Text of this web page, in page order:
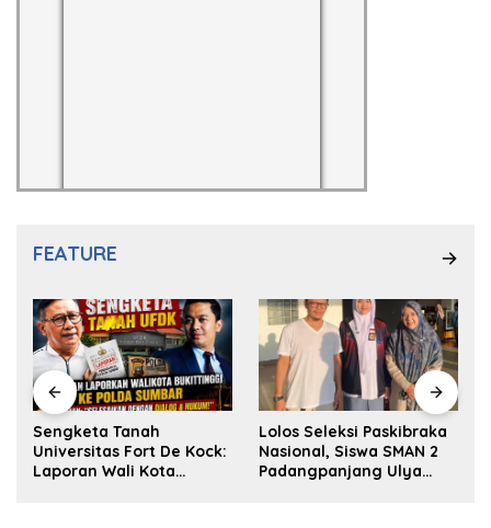
FEATURE
Sengketa Tanah
Universitas Fort De Kock:
Laporan Wali Kota
Lolos Seleksi Paskibraka
Nasional, Siswa SMAN 2
Padangpanjang Ulya